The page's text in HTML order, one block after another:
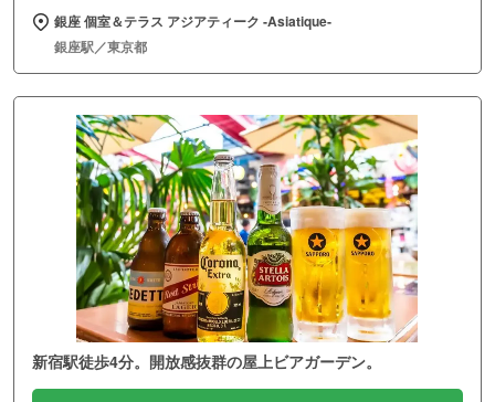
銀座 個室＆テラス アジアティーク ‐Asiatique‐
銀座駅／東京都
新宿駅徒歩4分。開放感抜群の屋上ビアガーデン。